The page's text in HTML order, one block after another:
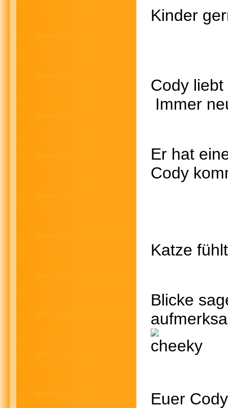
Kinder
Cody
Immer
Er hat
Cody
Katze
Blicke
Euer Cody